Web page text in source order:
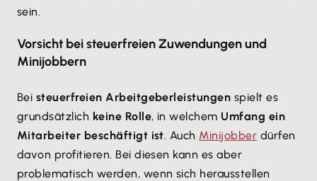
sein.
Vorsicht bei steuerfreien Zuwendungen und
Minijobbern
Bei steuerfreien Arbeitgeberleistungen spielt es
grundsätzlich keine Rolle, in welchem Umfang ein
Mitarbeiter beschäftigt ist. Auch Minijobber dürfen
davon profitieren. Bei diesen kann es aber
problematisch werden, wenn sich herausstellen